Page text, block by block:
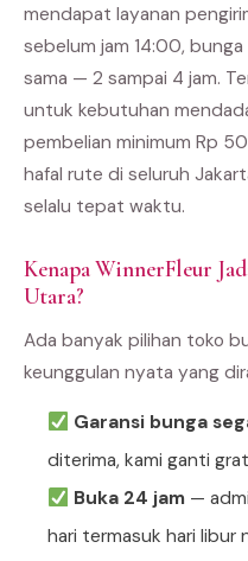
mendapat layanan
sebelum jam 14:00,
sama — 2 sampai 4 jam.
untuk kebutuhan
pembelian minimum Rp
hafal rute di seluruh
selalu tepat waktu.
Kenapa WinnerFleur
Utara?
Ada banyak pilihan toko
keunggulan nyata yang
Garansi bunga
diterima, kami ganti
Buka 24 jam—
hari termasuk hari libur